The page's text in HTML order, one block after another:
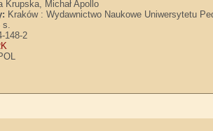
Krupska, Michał Apollo
Kraków : Wydawnictwo Naukowe Uniwersytetu
s.
148-2